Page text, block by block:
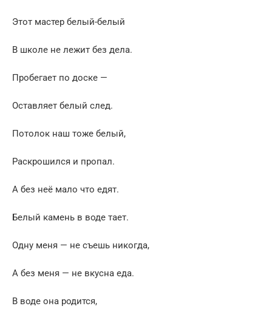
Этот мастер белый-белый
В школе не лежит без дела.
Пробегает по доске —
Оставляет белый след.
Потолок наш тоже белый,
Раскрошился и пропал.
А без неё мало что едят.
Белый камень в воде тает.
Одну меня — не съешь никогда,
А без меня — не вкусна еда.
В воде она родится,